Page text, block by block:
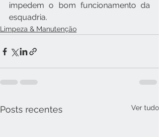
impedem o bom funcionamento da
esquadria.
Limpeza & Manutenção
Posts recentes Ver tudo